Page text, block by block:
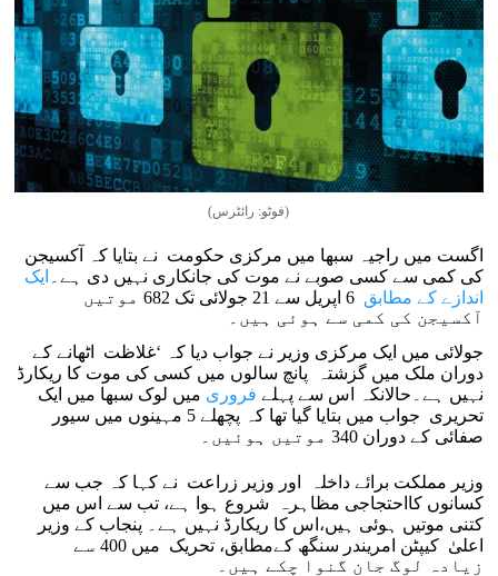
(فوٹو: رائٹرس)
اگست میں راجیہ سبھا میں مرکزی حکومت نے بتایا کہ آکسیجن
کی کمی سے کسی صوبے نے موت کی جانکاری نہیں دی ہے۔
ایک
اندازے کے مطابق
6 اپریل سے 21 جولائی تک 682 موتیں
آکسیجن کی کمی سے ہوئی ہیں۔
جولائی میں ایک مرکزی وزیر نے جواب دیا کہ ‘غلاظت اٹھانے کے
دوران ملک میں گزشتہ پانچ سالوں میں کسی کی موت کا ریکارڈ
نہیں ہے۔حالانکہ اس سے پہلے فروری میں لوک سبھا میں ایک
تحریری جواب میں بتایا گیا تھا کہ پچھلے 5 مہینوں میں سیور
صفائی کے دوران 340 موتیں ہوئیں۔
وزیر مملکت برائے داخلہ اور وزیر زراعت نے کہا کہ جب سے
کسانوں کااحتجاجی مظاہرہ شروع ہوا ہے، تب سے اس میں
کتنی موتیں ہوئی ہیں،اس کا ریکارڈ نہیں ہے۔ پنجاب کے وزیر
اعلیٰ کیپٹن امریندر سنگھ کےمطابق، تحریک میں 400 سے
زیادہ لوگ جان گنوا چکے ہیں۔